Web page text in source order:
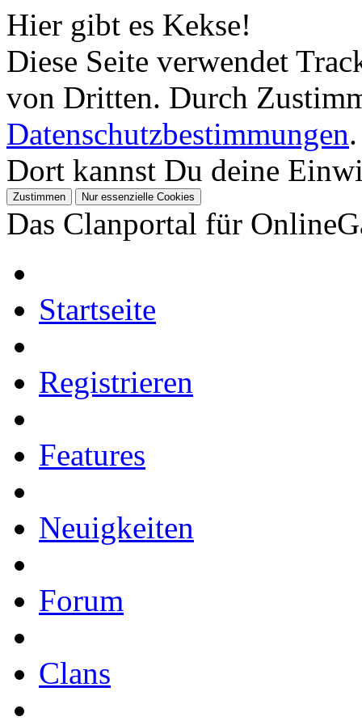
Hier gibt es Kekse!
Diese Seite verwendet
von Dritten. Durch
Datenschutzbestimmungen.
Dort kannst Du deine
Das Clanportal für
Startseite
Registrieren
Features
Neuigkeiten
Forum
Clans